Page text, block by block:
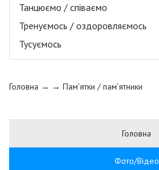
Танцюємо / співаємо
Тренуємось / оздоровляємось
Тусуємось
Головна → → Пам’ятки / пам’ятники
Головна
Фото/Відео